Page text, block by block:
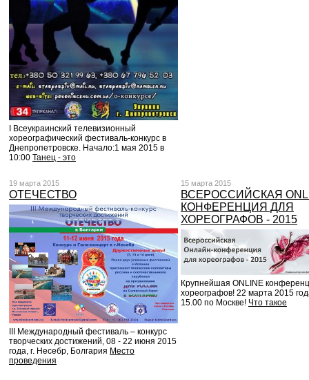
I Всеукраинский телевизионный
хореографический фестиваль-конкурс в
Днепропетровске. Начало:1 мая 2015 в
10:00 Танец - это
19 марта 2015
ОТЕЧЕСТВО
III Международный фестиваль – конкурс
творческих достижений, 08 - 22 июня 2015
года, г. Несебр, Болгария Место
проведения
15 марта 2015
ВСЕРОССИЙСКАЯ
КОНФЕРЕНЦИЯ ДЛЯ
ХОРЕОГРАФОВ - 2015
Крупнейшая ONLINE
хореографов! 22 марта 2015
15.00 по Москве! Что такое